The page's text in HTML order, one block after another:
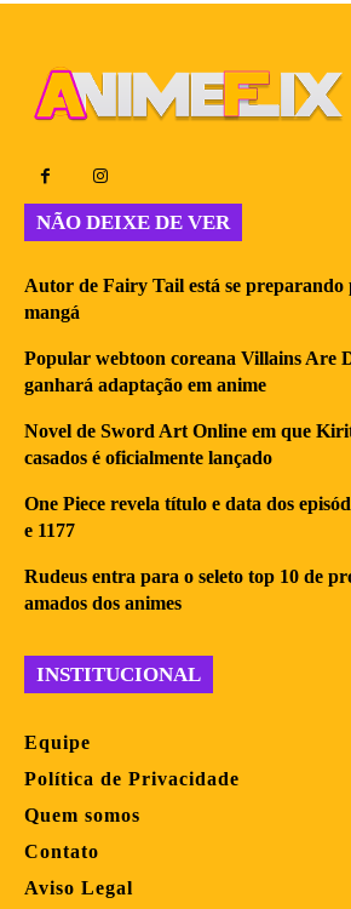
NÃO DEIXE DE VER
Autor de Fairy Tail está se
mangá
Popular webtoon coreana Villains Are
ganhará adaptação em anime
Novel de Sword Art Online em que
casados é oficialmente lançado
One Piece revela título e data dos
e 1177
Rudeus entra para o seleto top 10 de
amados dos animes
INSTITUCIONAL
Equipe
Política de Privacidade
Quem somos
Contato
Aviso Legal